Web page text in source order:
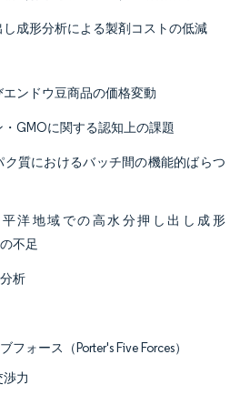
し成形分析による製剤コストの低減
エンドウ豆商品の価格変動
・GMOに関する認知上の課題
ク質におけるバッチ間の機能的ばらつ
平洋地域での高水分押し出し成形
不足
析
ォース（Porter's Five Forces）
力